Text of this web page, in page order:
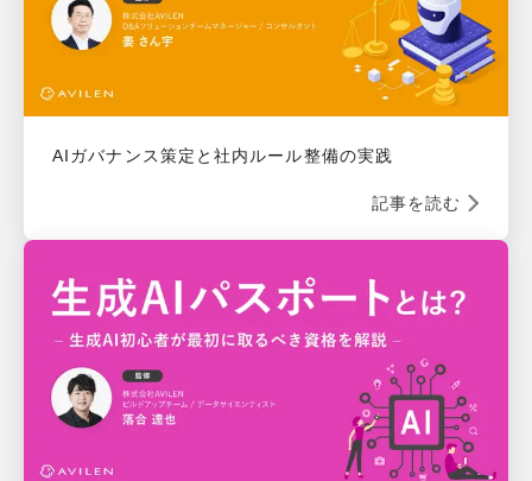
AIガバナンス策定と社内ルール整備の実践
記事を読む